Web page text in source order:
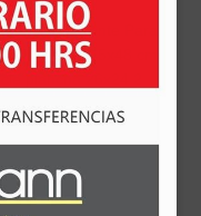
anti adherente Para
total 45x48 cms
Termostato
reductor de
garantía